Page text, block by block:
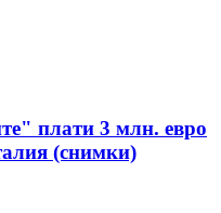
плати 3 млн. евро
(снимки)